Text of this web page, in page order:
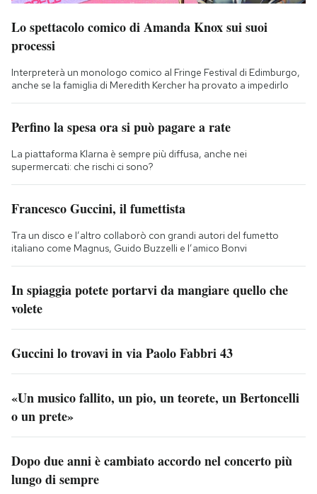
Lo spettacolo comico di Amanda Knox sui suoi
processi
Interpreterà un monologo comico al Fringe Festival di Edimburgo,
anche se la famiglia di Meredith Kercher ha provato a impedirlo
Perfino la spesa ora si può pagare a rate
La piattaforma Klarna è sempre più diffusa, anche nei
supermercati: che rischi ci sono?
Francesco Guccini, il fumettista
Tra un disco e l’altro collaborò con grandi autori del fumetto
italiano come Magnus, Guido Buzzelli e l’amico Bonvi
In spiaggia potete portarvi da mangiare quello che
volete
Guccini lo trovavi in via Paolo Fabbri 43
«Un musico fallito, un pio, un teorete, un Bertoncelli
o un prete»
Dopo due anni è cambiato accordo nel concerto più
lungo di sempre